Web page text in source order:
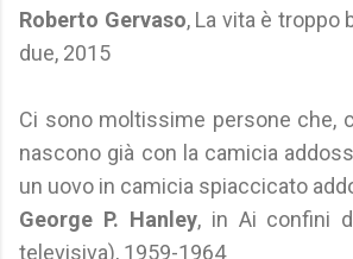
Roberto Gervaso, La vita è troppo
due, 2015
Ci sono moltissime persone che,
nascono già con la camicia
un uovo in camicia spiaccicato
George P. Hanley, in Ai confini
televisiva), 1959-1964